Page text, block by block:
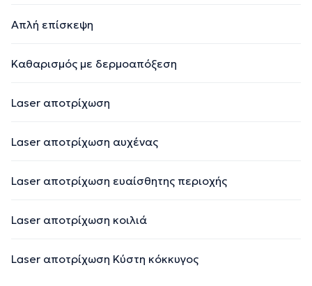
Απλή επίσκεψη
Kαθαρισμός με δερμοαπόξεση
Laser αποτρίχωση
Laser αποτρίχωση αυχένας
Laser αποτρίχωση ευαίσθητης περιοχής
Laser αποτρίχωση κοιλιά
Laser αποτρίχωση Κύστη κόκκυγος